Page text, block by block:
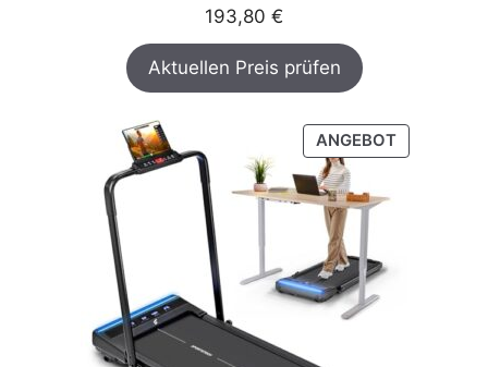
193,80 €
Aktuellen Preis prüfen
ANGEBOTPRODUKT
IM